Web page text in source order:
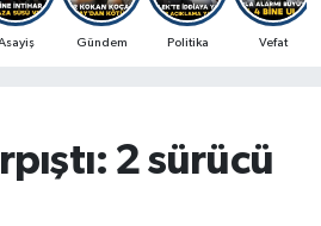
Gündem Politika Vefat
2 sürücü